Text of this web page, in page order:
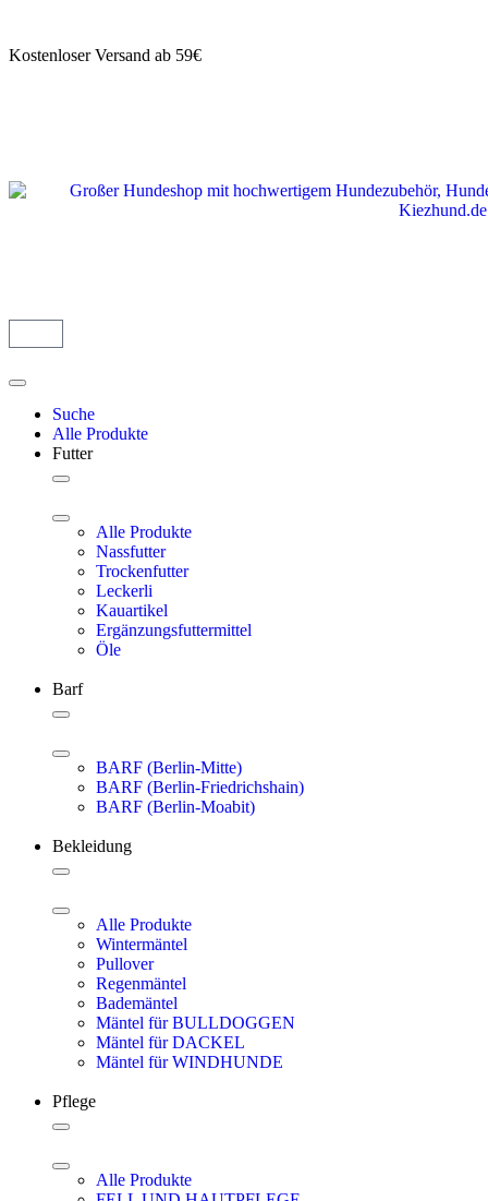
Kostenloser Versand ab 59€
Suche
Alle Produkte
Futter
Alle Produkte
Nassfutter
Trockenfutter
Leckerli
Kauartikel
Ergänzungsfuttermittel
Öle
Barf
BARF (Berlin-Mitte)
BARF (Berlin-Friedrichshain)
BARF (Berlin-Moabit)
Bekleidung
Alle Produkte
Wintermäntel
Pullover
Regenmäntel
Bademäntel
Mäntel für BULLDOGGEN
Mäntel für DACKEL
Mäntel für WINDHUNDE
Pflege
Alle Produkte